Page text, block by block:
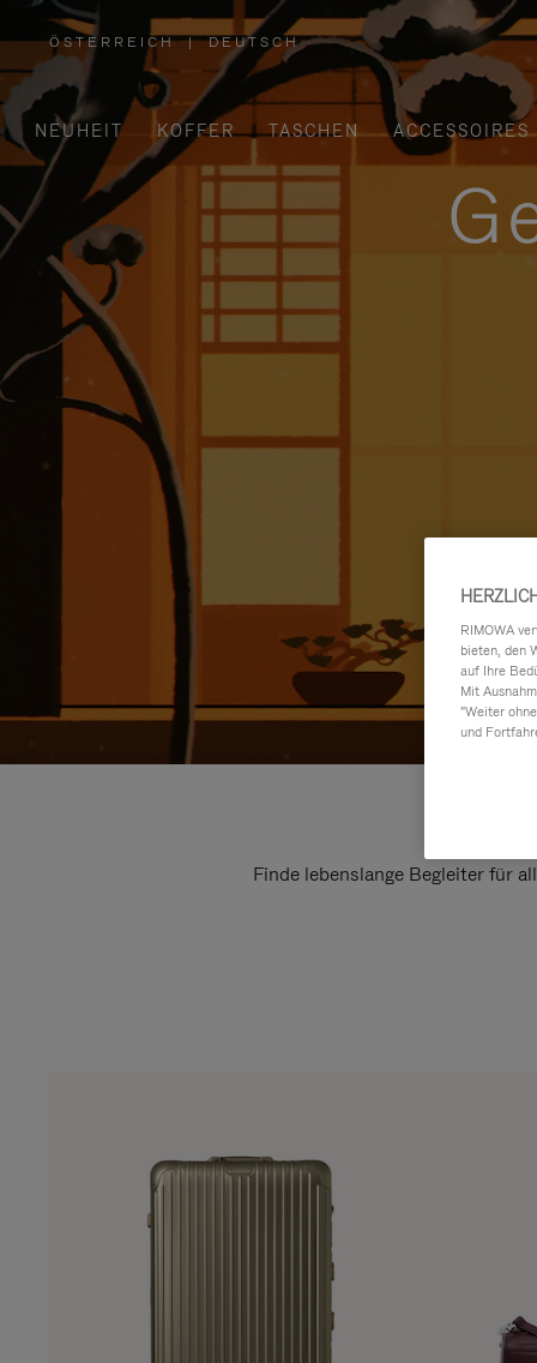
ÖSTERREICH
,
WÄHLEN
SIE
IHRE
REGION
AUS
| DEUTSCH
NEUHEIT KOFFER TASCHEN ACCESSOIRES
Finde lebenslange Begleiter für
RIMOWA
bieten, den
auf Ihre
Mit
"Weiter
und